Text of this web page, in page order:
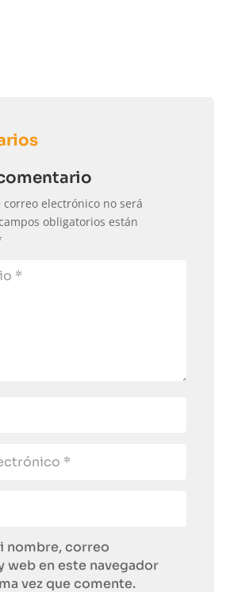
electrónico no será
obligatorios están
nombre, correo
web en este navegador
vez que comente.